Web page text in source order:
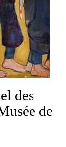
des
de